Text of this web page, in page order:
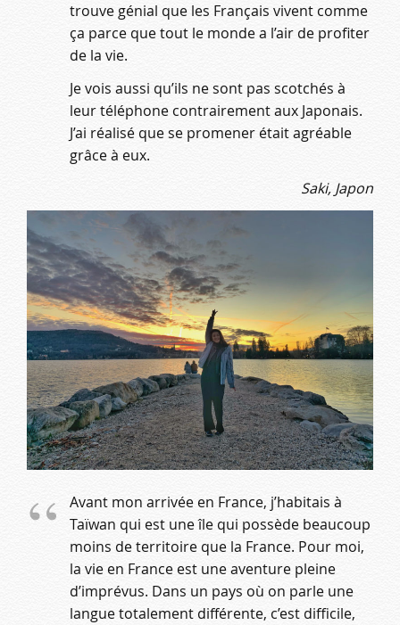
trouve génial que les Français vivent comme
ça parce que tout le monde a l’air de profiter
de la vie.
Je vois aussi qu’ils ne sont pas scotchés à
leur téléphone contrairement aux Japonais.
J’ai réalisé que se promener était agréable
grâce à eux.
Saki, Japon
Avant mon arrivée en France, j’habitais à
Taïwan qui est une île qui possède beaucoup
moins de territoire que la France. Pour moi,
la vie en France est une aventure pleine
d’imprévus. Dans un pays où on parle une
langue totalement différente, c’est difficile,